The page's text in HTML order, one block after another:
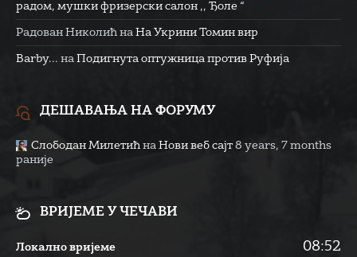
радом, мушки фризерски салон ,, Ђоле “
Радован Николић на На Укрини Томин вир
Barby... на Подигнута оптужница против Руфија
ДЕШАВАЊА НА ФОРУМУ
Слободан Милетић на Нови веб сајт 8 years, 7 months
раније
ВРИЈЕМЕ У ЧЕЧАВИ
Локално вријеме 08:52